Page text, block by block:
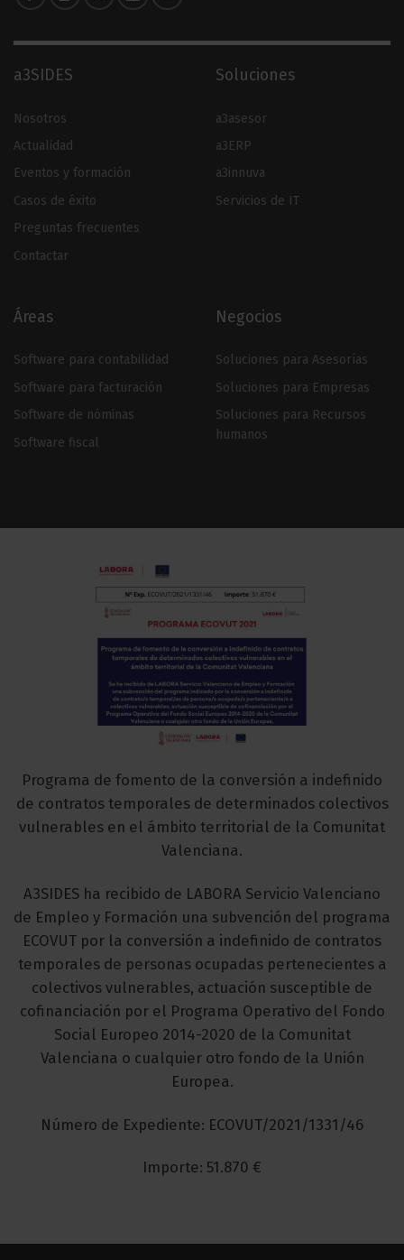
a3SIDES
Nosotros
Actualidad
Eventos y formación
Casos de éxito
Preguntas frecuentes
Contactar
Soluciones
a3asesor
a3ERP
a3innuva
Servicios de IT
Áreas
Software para contabilidad
Software para facturación
Software de nóminas
Software fiscal
Negocios
Soluciones para Asesorías
Soluciones para Empresas
Soluciones para Recursos
humanos
Programa de fomento de la conversión a indefinido
de contratos temporales de determinados colectivos
vulnerables en el ámbito territorial de la Comunitat
Valenciana.
A3SIDES ha recibido de LABORA Servicio Valenciano
de Empleo y Formación una subvención del programa
ECOVUT por la conversión a indefinido de contratos
temporales de personas ocupadas pertenecientes a
colectivos vulnerables, actuación susceptible de
cofinanciación por el Programa Operativo del Fondo
Social Europeo 2014-2020 de la Comunitat
Valenciana o cualquier otro fondo de la Unión
Europea.
Número de Expediente: ECOVUT/2021/1331/46
Importe: 51.870 €